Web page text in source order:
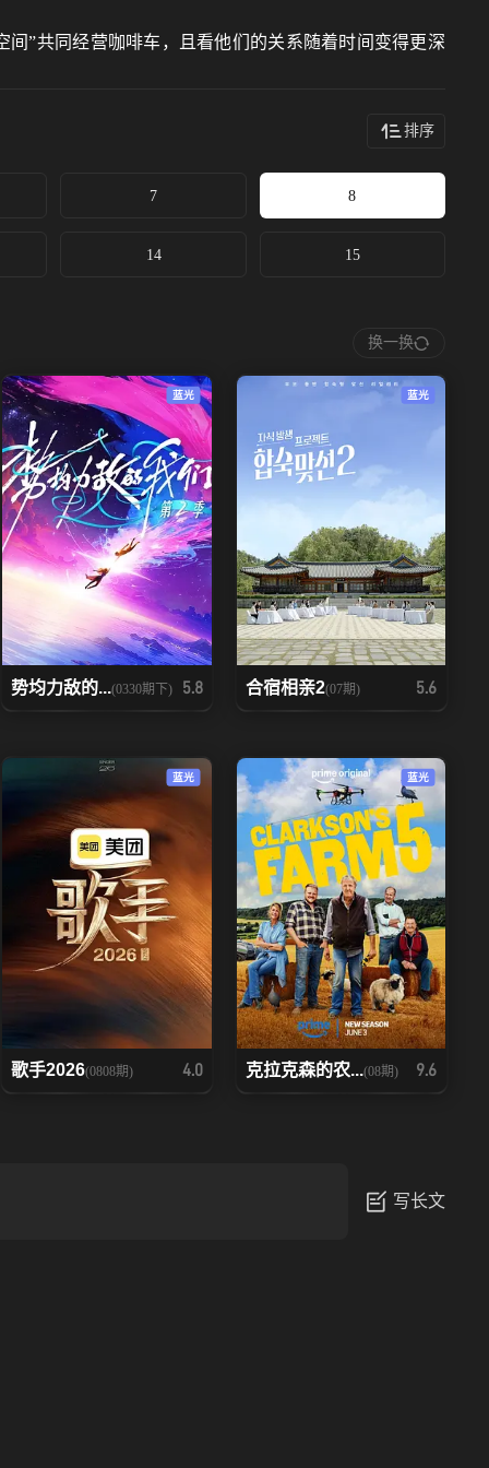
”共同经营咖啡车，且看他们的关系随着时间变得更深
排序
7 8
14 15
换一换
蓝光
势均力敌的...(0330期下) 5.8
蓝光
合宿相亲2(07期) 5.6
蓝光
歌手2026(0808期) 4.0
蓝光
克拉克森的农...(08期) 9.6
写长文